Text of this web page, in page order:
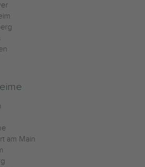
am Main